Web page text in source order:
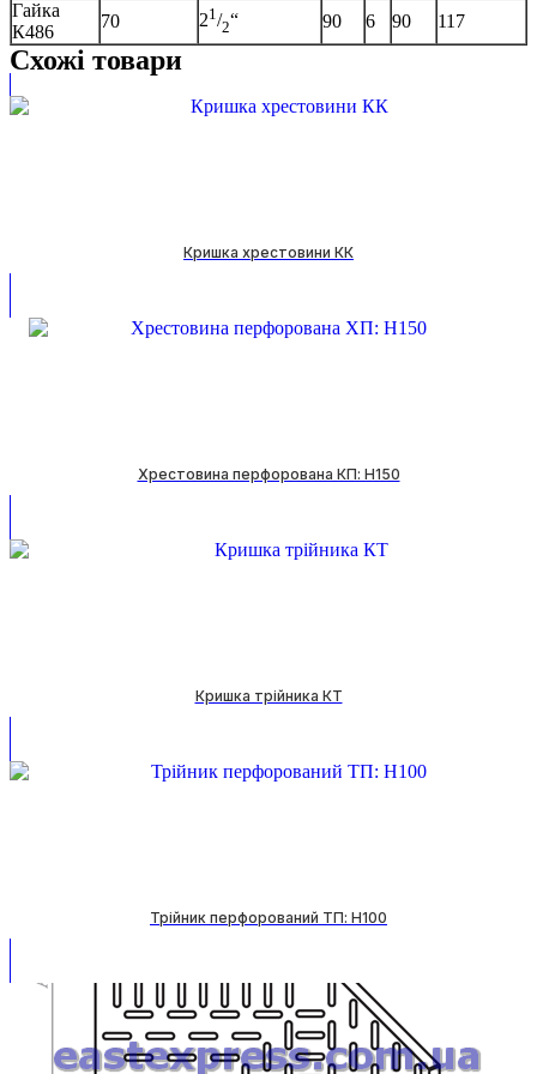
Гайка
К486
70 21/2“ 90 6 90 117
Схожі товари
Кришка хрестовини КК
Хрестовина перфорована КП: H150
Кришка трійника КТ
Трійник перфорований ТП: H100